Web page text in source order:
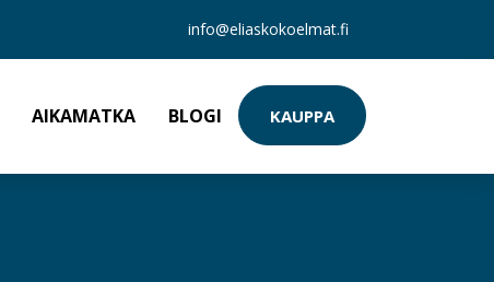
info@eliaskokoelmat.fi
AIKAMATKA BLOGI KAUPPA